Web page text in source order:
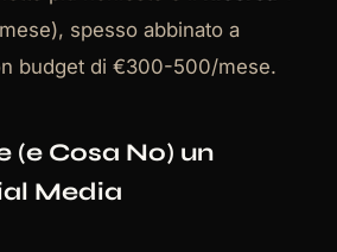
spesso abbinato a
budget di €300-500/mese.
(e Cosa No) un
Media